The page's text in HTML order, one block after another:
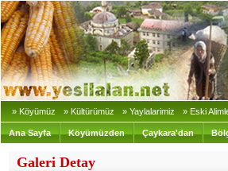
» Köyümüz » Kültürümüz » Yaylalarimiz » Eski
Ana Sayfa Köyümüzden Çaykara'dan
Galeri Detay